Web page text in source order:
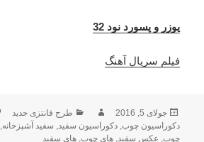
یوزر و پسورد نود 32
فیلم سریال آهنگ
ارسال
شده
در
جولای 5, 2016 نویسندهدسته‌ها
طرح فانتزی جدید
دکوراسیون چوب,دکوراسیون سفید, سفید آشپزخانه,
چوب, عکس سفید,های چوب,های سفید